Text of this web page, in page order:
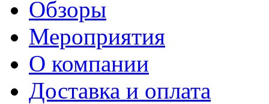
Обзоры
Мероприятия
О компании
Доставка и оплата